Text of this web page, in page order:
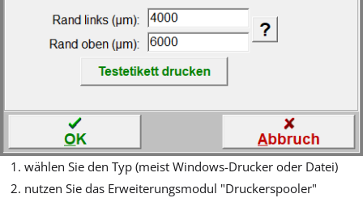
wählen Sie den Typ (meist Windows-Drucker oder Datei)
nutzen Sie das Erweiterungsmodul "Druckerspooler"